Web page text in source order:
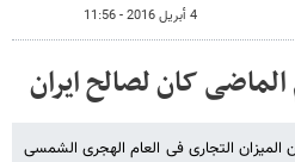
4 أبريل 2016 - 11:56
الماضی کان لصالح ایران
المیزان التجاری فی العام الهجری الشمسی